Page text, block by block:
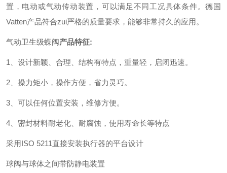
置，电动或气动传动装置，可以满足不同工况具体条件。德国
Vatten产品符合zui严格的质量要求，能够非常持久的应用。
气动卫生级蝶阀产品特征:
1、设计新颖、合理、结构有特点，重量轻，启闭迅速。
2、操力矩小，操作方便，省力灵巧。
3、可以任何位置安装，维修方便。
4、密封材料耐老化、耐腐蚀，使用寿命长等特点
采用ISO 5211直接安装执行器的平台设计
球阀与球体之间带防静电装置